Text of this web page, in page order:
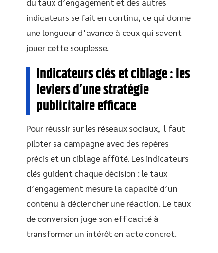
indicateurs se fait en continu, ce qui donne
une longueur d’avance à ceux qui savent
jouer cette souplesse.
Indicateurs clés et ciblage : les
leviers d’une stratégie
publicitaire efficace
Pour réussir sur les réseaux sociaux, il faut
piloter sa campagne avec des repères
précis et un ciblage affûté. Les indicateurs
clés guident chaque décision : le taux
d’engagement mesure la capacité d’un
contenu à déclencher une réaction. Le taux
de conversion juge son efficacité à
transformer un intérêt en acte concret.